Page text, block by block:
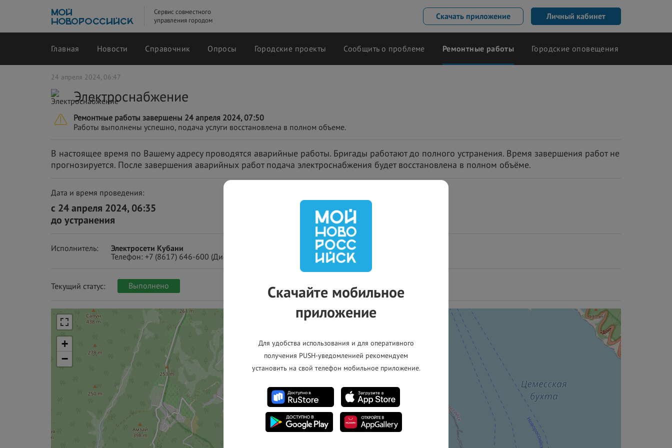
Сервис совместного
управления городом
Скачать приложение Личный кабинет
Главная Новости Справочник Опросы Городские проекты Сообщить о проблеме Ремонтные работы Городские оповещения
24 апреля 2024, 06:47
Электроснабжение
Ремонтные работы завершены 24 апреля 2024, 07:50
Работы выполнены успешно, подача услуги восстановлена в полном объеме.
В настоящее время по Вашему адресу проводятся аварийные работы. Бригады работают до полного устранения. Время завершения работ не
прогнозируется. После завершения аварийных работ подача электроснабжения будет восстановлена в полном объёме.
Дата и время проведения:
с 24 апреля 2024, 06:35
до устранения
Исполнитель:
Электросети Кубани
Телефон: +7 (8617) 646-600 (Диспетчер)
Текущий статус: Выполнено
+
−
Скачайте мобильное
приложение
Для удобства использования и для оперативного
получения PUSH-уведомленией рекомендуем
установить на свой телефон мобильное приложение.